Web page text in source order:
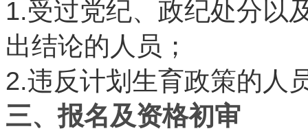
1.受过党纪、政纪处分以
出结论的人员；
2.违反计划生育政策的人
三、报名及资格初审